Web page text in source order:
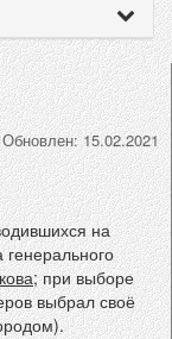
Обновлен: 15.02.2021
на
; при выборе
выбрал своё